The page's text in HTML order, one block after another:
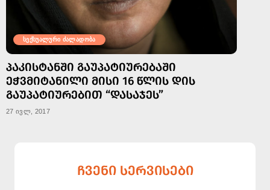
სექსუალური ძალადობა
ᲞᲐᲙᲘᲡᲢᲐᲜᲨᲘ ᲒᲐᲣᲞᲐᲢᲘᲣᲠᲔᲑᲐᲨᲘ
ᲔᲭᲕᲛᲘᲢᲐᲜᲘᲚᲘ ᲛᲘᲡᲘ 16 ᲬᲚᲘᲡ ᲓᲘᲡ
ᲒᲐᲣᲞᲐᲢᲘᲣᲠᲔᲑᲘᲗ “ᲓᲐᲡᲐᲯᲔᲡ”
27 ივლ, 2017
ᲩᲕᲔᲜᲘ ᲡᲔᲠᲕᲘᲡᲔᲑᲘ